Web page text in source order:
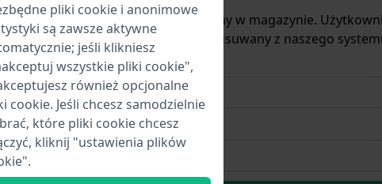
produkt będzie ponownie dostępny w magazynie.
zapasach. Jest on natychmiast usuwany z naszego
pliki cookie i anonimowe
są zawsze aktywne
jeśli klikniesz
wszystkie pliki cookie",
również opcjonalne
cookie. Jeśli chcesz samodzielnie
które pliki cookie chcesz
kliknij "ustawienia plików